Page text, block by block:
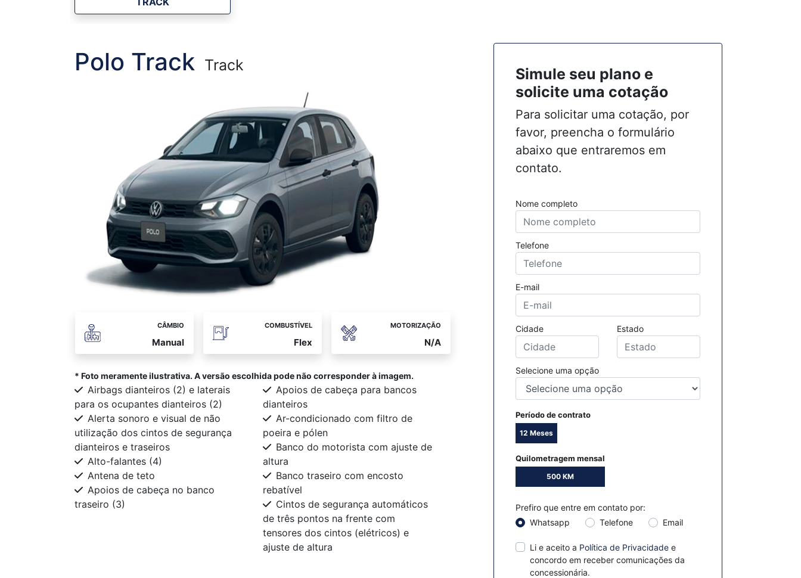
Polo Track Track
CÂMBIO
Manual
COMBUSTÍVEL
Flex
MOTORIZAÇÃO
N/A
* Foto meramente ilustrativa. A versão escolhida pode não corresponder à imagem.
Airbags dianteiros (2) e laterais
para os ocupantes dianteiros (2)
Alerta sonoro e visual de não
utilização dos cintos de segurança
dianteiros e traseiros
Alto-falantes (4)
Antena de teto
Apoios de cabeça no banco
traseiro (3)
Apoios de cabeça para bancos
dianteiros
Ar-condicionado com filtro de
poeira e pólen
Banco do motorista com ajuste de
altura
Banco traseiro com encosto
rebatível
Cintos de segurança automáticos
de três pontos na frente com
tensores dos cintos (elétricos) e
ajuste de altura
Simule seu plano e
solicite uma cotação
Para solicitar uma cotação, por
favor, preencha o formulário
abaixo que entraremos em
contato.
Nome completo
Telefone
E-mail
Cidade Estado
Selecione uma opção
Período de contrato
12 Meses
Quilometragem mensal
500 KM
Prefiro que entre em contato por:
Whatsapp
Telefone Email
Li e aceito a Política de Privacidadee
concordo em receber comunicações da
concessionária.